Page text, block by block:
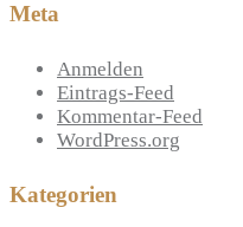
Meta
Anmelden
Eintrags-Feed
Kommentar-Feed
WordPress.org
Kategorien